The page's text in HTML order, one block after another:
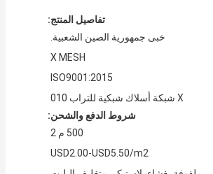
تفاصيل المنتج:
خبى جمهورية الصين الشعبية.
X MESH
ISO9001:2015
X شبكة أسلاك شبكية للتراب 010
شروط الدفع والشحن:
500 م 2
USD2.00-USD5.50/m2